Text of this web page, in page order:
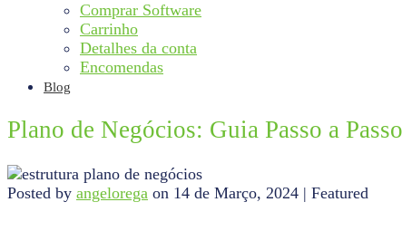
Comprar Software
Carrinho
Detalhes da conta
Encomendas
Blog
Plano de Negócios: Guia Passo a
Posted by angelorega on 14 de Março, 2024 | Featured